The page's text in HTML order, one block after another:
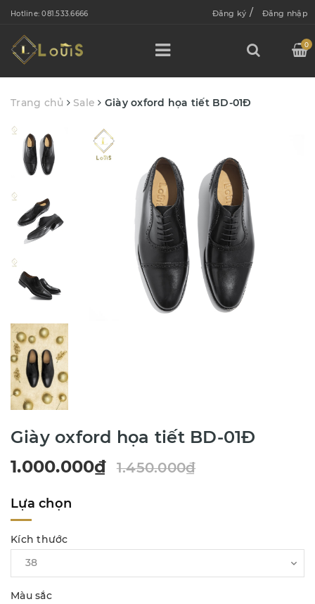
Hotline:081.533.6666 Đăng ký / Đăng nhập
0
Trang chủ Sale Giày oxford họa tiết BD-01Đ
Giày oxford họa tiết BD-01Đ
1.000.000₫
1.450.000₫
Lựa chọn
Kích thước
Màu sắc